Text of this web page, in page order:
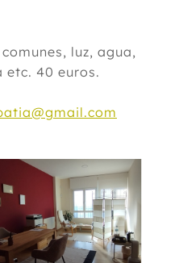
luz, agua,
etc. 40 euros.